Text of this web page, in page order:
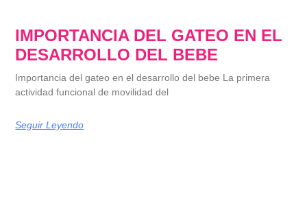
IMPORTANCIA DEL GATEO EN EL
DESARROLLO DEL BEBE
Importancia del gateo en el desarrollo del bebe La primera
actividad funcional de movilidad del
Seguir Leyendo